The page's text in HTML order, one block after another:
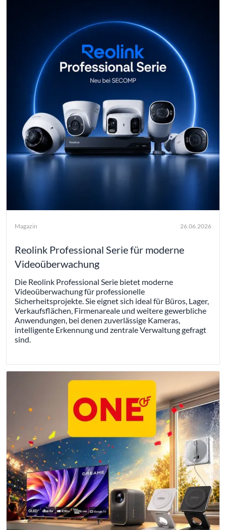
Magazin 26.06.2026
Reolink Professional Serie für moderne
Videoüberwachung
Die Reolink Professional Serie bietet moderne
Videoüberwachung für professionelle
Sicherheitsprojekte. Sie eignet sich ideal für Büros, Lager,
Verkaufsflächen, Firmenareale und weitere gewerbliche
Anwendungen, bei denen zuverlässige Kameras,
intelligente Erkennung und zentrale Verwaltung gefragt
sind.